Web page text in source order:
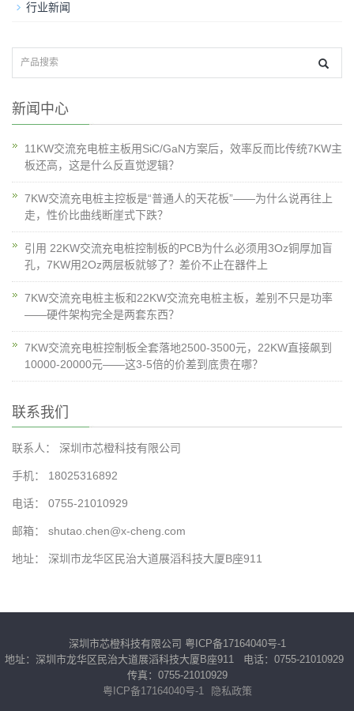
行业新闻
新闻中心
11KW交流充电桩主板用SiC/GaN方案后，效率反而比传统7KW主
板还高，这是什么反直觉逻辑？
7KW交流充电桩主控板是“普通人的天花板”——为什么说再往上
走，性价比曲线断崖式下跌？
引用 22KW交流充电桩控制板的PCB为什么必须用3Oz铜厚加盲
孔，7KW用2Oz两层板就够了？差价不止在器件上
7KW交流充电桩主板和22KW交流充电桩主板，差别不只是功率
——硬件架构完全是两套东西？
7KW交流充电桩控制板全套落地2500-3500元，22KW直接飙到
10000-20000元——这3-5倍的价差到底贵在哪？
联系我们
联系人： 深圳市芯橙科技有限公司
手机： 18025316892
电话： 0755-21010929
邮箱： shutao.chen@x-cheng.com
地址： 深圳市龙华区民治大道展滔科技大厦B座911
深圳市芯橙科技有限公司 粤ICP备17164040号-1
地址：深圳市龙华区民治大道展滔科技大厦B座911 电话：0755-21010929
传真：0755-21010929
粤ICP备17164040号-1
隐私政策